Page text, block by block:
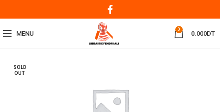
MENU
0
0.000DT
SOLD
OUT